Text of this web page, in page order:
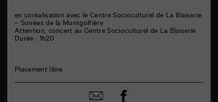
Marne
86000
Poitiers
en coréalisation avec le Centre Socioculturel de La Blaiserie
– Soirées de la Montgolfière
Attention, concert au Centre Socioculturel de La Blaiserie
Durée : 1h20
Placement libre
Partager
Partager